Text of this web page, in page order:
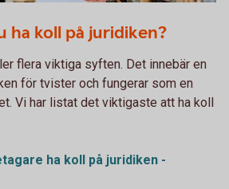
ha koll på juridiken?
flera viktiga syften. Det innebär en
för tvister och fungerar som en
Vi har listat det viktigaste att ha koll
ha koll på juridiken -